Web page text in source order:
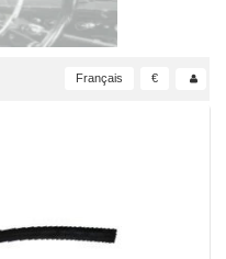
Français €